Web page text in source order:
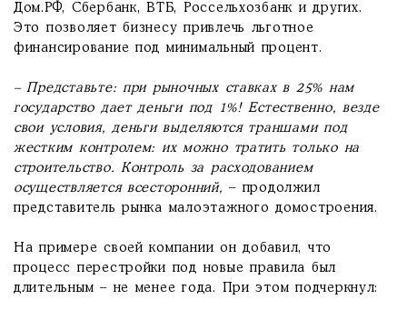
Дом.РФ, Сбербанк, ВТБ, Россельхозбанк и других.
Это позволяет бизнесу привлечь льготное
финансирование под минимальный процент.
– Представьте: при рыночных ставках в 25% нам
государство дает деньги под 1%! Естественно, везде
свои условия, деньги выделяются траншами под
жестким контролем: их можно тратить только на
строительство. Контроль за расходованием
осуществляется всесторонний,– продолжил
представитель рынка малоэтажного домостроения.
На примере своей компании он добавил, что
процесс перестройки под новые правила был
длительным – не менее года. При этом подчеркнул: